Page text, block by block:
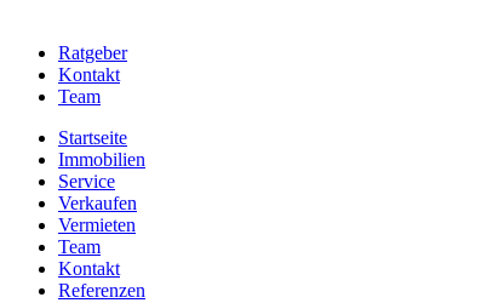
Ratgeber
Kontakt
Team
Startseite
Immobilien
Service
Verkaufen
Vermieten
Team
Kontakt
Referenzen